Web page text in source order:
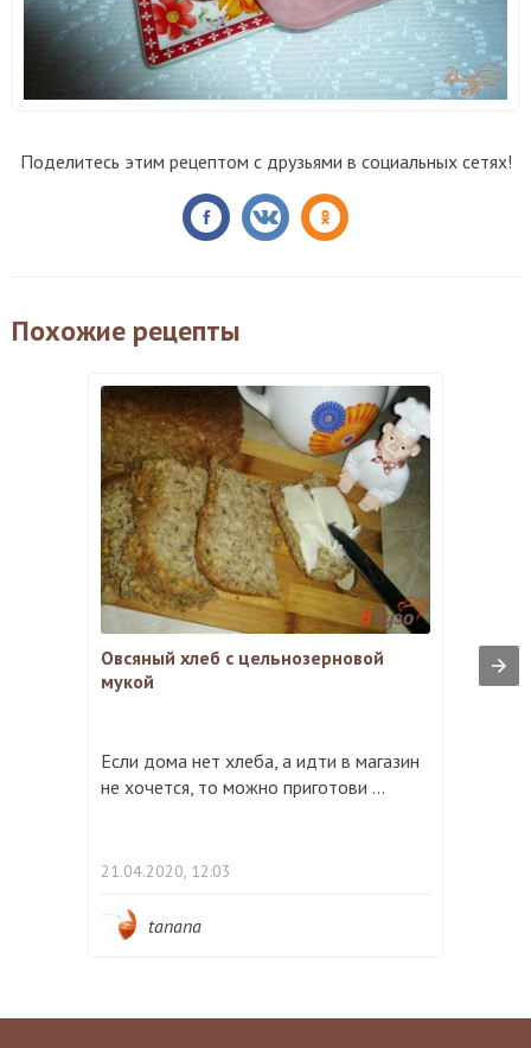
Поделитесь этим рецептом с друзьями в социальных сетях!
Похожие рецепты
Овсяный хлеб с цельнозерновой
мукой
Если дома нет хлеба, а идти в магазин
не хочется, то можно приготови ...
21.04.2020, 12:03
tanana